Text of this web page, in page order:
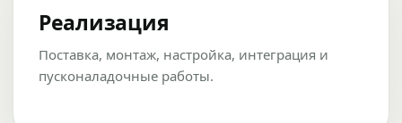
Реализация
Поставка, монтаж, настройка, интеграция и
пусконаладочные работы.